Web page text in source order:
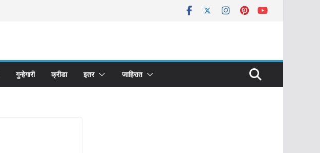
गुन्हेगारी क्रीडा इतर जाहिरात